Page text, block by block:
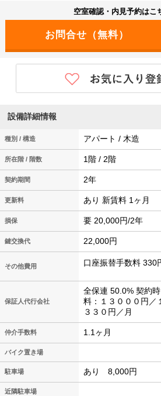
空室確認・内見予約はこ
設備詳細情報
種別 / 構造 アパート / 木造
所在階 / 階数 1階 / 2階
契約期間 2年
更新料 あり 新賃料 1ヶ月
損保 要 20,000円/2年
鍵交換代 22,000円
その他費用 口座振替手数料
保証人代行会社
全保連 50.0% 契約
料：１３０００円／
３３０円／月
仲介手数料 1.1ヶ月
バイク置き場
駐車場 あり 8,000円
近隣駐車場